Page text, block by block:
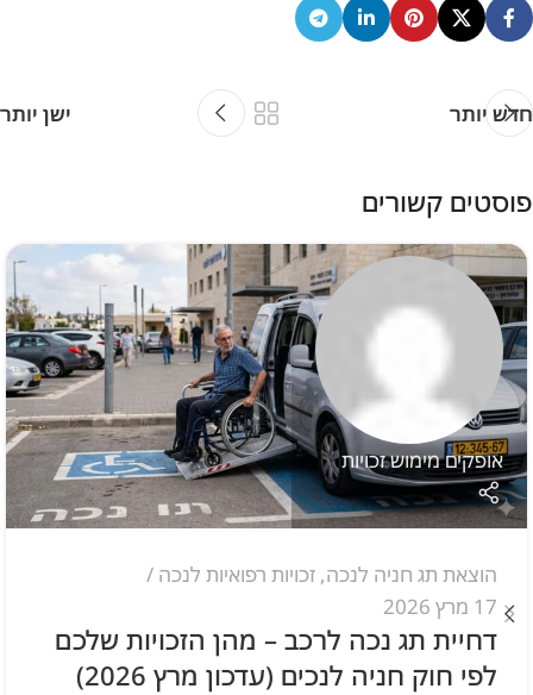
חדש יותר ישן יותר
פוסטים קשורים
אופקים מימוש זכויות
הוצאת תג חניה לנכה, זכויות רפואיות לנכה
17 מרץ 2026
דחיית תג נכה לרכב – מהן הזכויות שלכם
לפי חוק חניה לנכים (עדכון מרץ 2026)